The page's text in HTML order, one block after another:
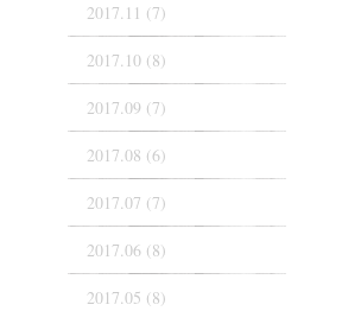
2017.11 (7)
2017.10 (8)
2017.09 (7)
2017.08 (6)
2017.07 (7)
2017.06 (8)
2017.05 (8)